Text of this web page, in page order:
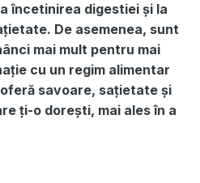
încetinirea digestiei și la
De asemenea, sunt
mai mult pentru mai
cu un regim alimentar
savoare, sațietate și
ți-o dorești, mai ales în a